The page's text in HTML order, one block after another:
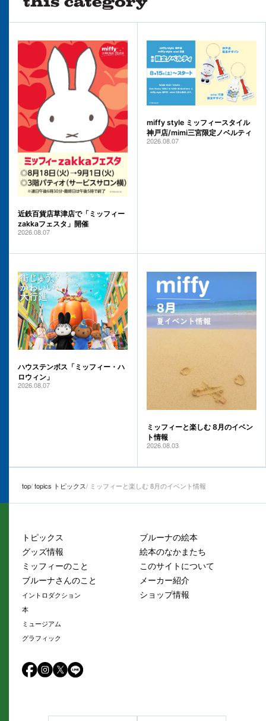
近鉄百貨店草津店で「ミッフィー
zakkaフェスタ」開催
2026.08.07
miffy style ミッフィースタイル
神戸店/mimi三宮限定ノベルティ
2026.08.07
ハウステンボス「ミッフィー・ハ
ロウィン」
2026.08.07
ミッフィーと楽しむ 8月のイベン
ト情報
2026.08.03
top topics トピックス ミッフィーと楽しむ 8月のイベント情報
トピックス
グッズ情報
ミッフィーのこと
ブルーナさんのこと
イントロダクション
本
ミュージアム
グラフィック
ブルーナの絵本
絵本のなかまたち
このサイトについて
メーカー紹介
ショップ情報